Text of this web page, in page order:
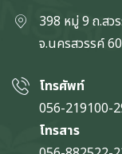
398 หมู่ 9 ถ.สว
จ.นครสวรรค์
โทรศัพท์
056-219100-
โทรสาร